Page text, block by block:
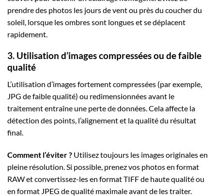
prendre des photos les jours de vent ou près du coucher du
soleil, lorsque les ombres sont longues et se déplacent
rapidement.
3. Utilisation d’images compressées ou de faible
qualité
L’utilisation d’images fortement compressées (par exemple,
JPG de faible qualité) ou redimensionnées avant le
traitement entraîne une perte de données. Cela affecte la
détection des points, l’alignement et la qualité du résultat
final.
Comment l’éviter ? Utilisez toujours les images originales en
pleine résolution. Si possible, prenez vos photos en format
RAW et convertissez-les en format TIFF de haute qualité ou
en format JPEG de qualité maximale avant de les traiter.